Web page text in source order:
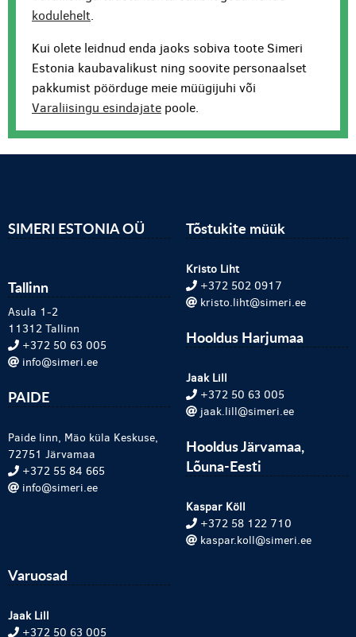
kodulehelt.
Kui olete leidnud enda jaoks sobiva toote Simeri
Estonia kaubavalikust ning soovite personaalset
pakkumist pöörduge meie müügijuhi või
Varaliisingu esindajate poole.
SIMERI ESTONIA OÜ
Tallinn
Asula 1-2
11312 Tallinn
+372 50 63 005
info@simeri.ee
PAIDE
Paide linn, Mäo küla Keskuse,
72751 Järvamaa
+372 55 84 665
info@simeri.ee
Tõstukite müük
Kristo Liht
+372 502 0917
kristo.liht@simeri.ee
Hooldus Harjumaa
Jaak Lill
+372 50 63 005
jaak.lill@simeri.ee
Hooldus Järvamaa,
Lõuna-Eesti
Kaspar Köll
+372 58 122 710
kaspar.koll@simeri.ee
Varuosad
Jaak Lill
+372 50 63 005